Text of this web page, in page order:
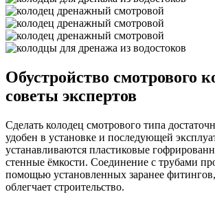
Обустройство смотрового
советы экспертов
Сделать колодец смотрового типа
удобен в установке и последующей
устанавливаются пластиковые
стенные ёмкости. Соединение с трубами
помощью установленных заранее
облегчает строительство.